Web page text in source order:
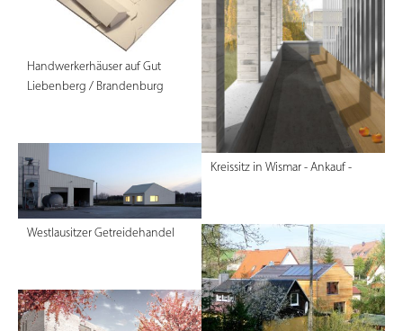
Kreissitz in Wismar - Ankauf -
Handwerkerhäuser auf Gut
Liebenberg / Brandenburg
Westlausitzer Getreidehandel